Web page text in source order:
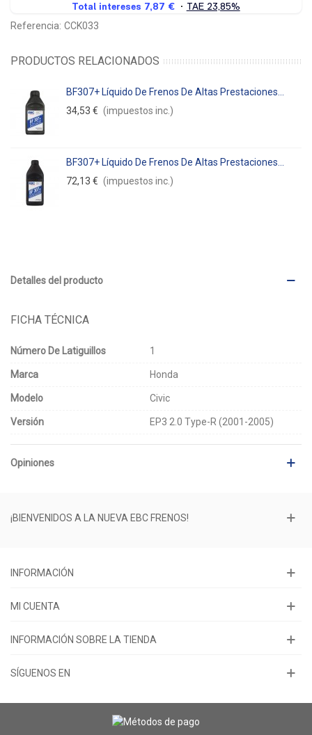
Referencia: CCK033
PRODUCTOS RELACIONADOS
BF307+ Líquido De Frenos De Altas Prestaciones...
34,53 € (impuestos inc.)
BF307+ Líquido De Frenos De Altas Prestaciones...
72,13 € (impuestos inc.)
Detalles del producto
FICHA TÉCNICA
Número De Latiguillos 1
Marca Honda
Modelo Civic
Versión EP3 2.0 Type-R (2001-2005)
Opiniones
¡BIENVENIDOS A LA NUEVA EBC FRENOS!
INFORMACIÓN
MI CUENTA
INFORMACIÓN SOBRE LA TIENDA
SÍGUENOS EN